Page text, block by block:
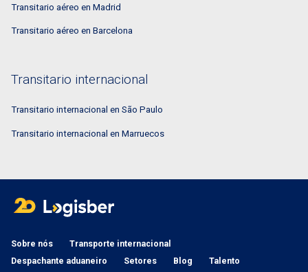
Transitario aéreo en Madrid
Transitario aéreo en Barcelona
Transitario internacional
Transitario internacional en São Paulo
Transitario internacional en Marruecos
Sobre nós
Transporte internacional
Despachante aduaneiro
Setores Blog
Talento